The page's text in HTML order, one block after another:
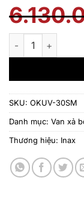
Van xả tiểu tự
SKU: OKUV-30SM
Danh mục: Van xả
Thương hiệu: Inax